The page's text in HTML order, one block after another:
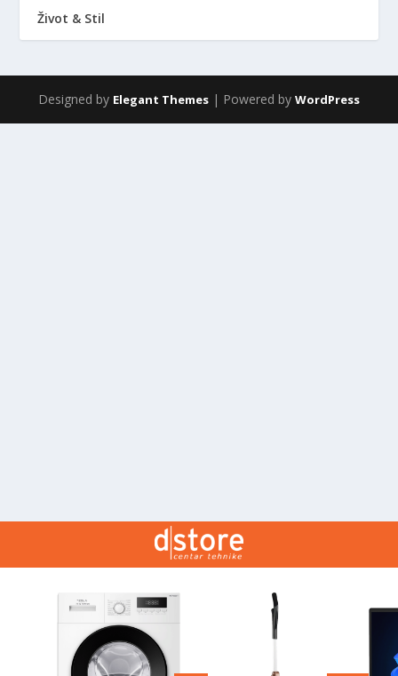
Život & Stil
Designed by Elegant Themes | Powered by WordPress